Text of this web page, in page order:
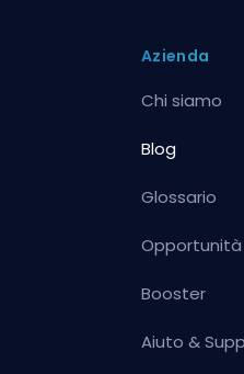
Azienda
Chi siamo
Blog
Glossario
Opportunità
Booster
Aiuto &